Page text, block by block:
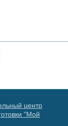
центр
"Мой